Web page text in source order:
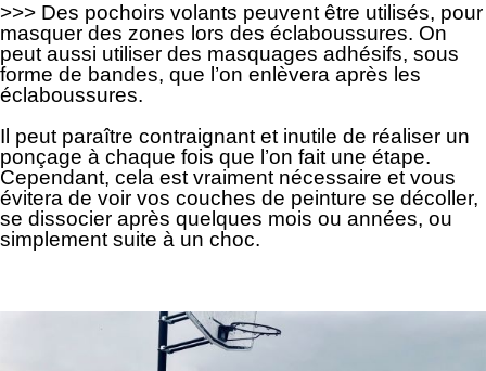
>>> Des pochoirs volants peuvent être utilisés, pour
masquer des zones lors des éclaboussures. On
peut aussi utiliser des masquages adhésifs, sous
forme de bandes, que l’on enlèvera après les
éclaboussures.
Il peut paraître contraignant et inutile de réaliser un
ponçage à chaque fois que l’on fait une étape.
Cependant, cela est vraiment nécessaire et vous
évitera de voir vos couches de peinture se décoller,
se dissocier après quelques mois ou années, ou
simplement suite à un choc.